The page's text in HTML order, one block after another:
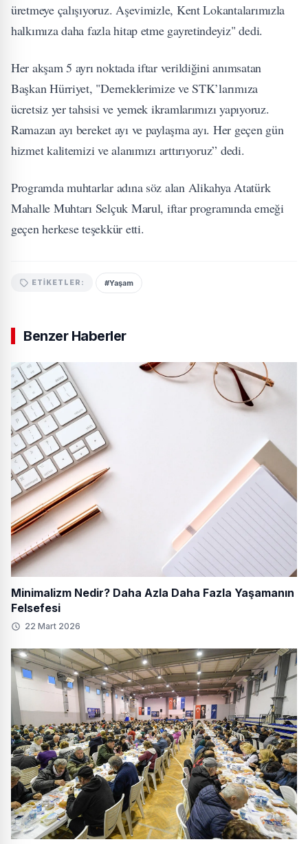
üretmeye çalışıyoruz. Aşevimizle, Kent Lokantalarımızla
halkımıza daha fazla hitap etme gayretindeyiz" dedi.
Her akşam 5 ayrı noktada iftar verildiğini anımsatan
Başkan Hürriyet, "Derneklerimize ve STK’larımıza
ücretsiz yer tahsisi ve yemek ikramlarımızı yapıyoruz.
Ramazan ayı bereket ayı ve paylaşma ayı. Her geçen gün
hizmet kalitemizi ve alanımızı arttırıyoruz” dedi.
Programda muhtarlar adına söz alan Alikahya Atatürk
Mahalle Muhtarı Selçuk Marul, iftar programında emeği
geçen herkese teşekkür etti.
ETIKETLER: #Yaşam
Benzer Haberler
Minimalizm Nedir? Daha Azla Daha Fazla Yaşamanın
Felsefesi
22 Mart 2026